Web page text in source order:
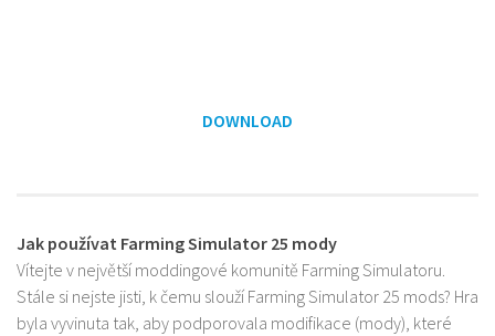
DOWNLOAD
Jak používat Farming Simulator 25 mody
Vítejte v největší moddingové komunitě Farming Simulatoru.
Stále si nejste jisti, k čemu slouží Farming Simulator 25 mods? Hra
byla vyvinuta tak, aby podporovala modifikace (mody), které